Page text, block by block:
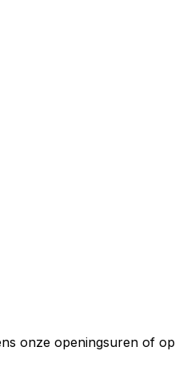
onze openingsuren of op